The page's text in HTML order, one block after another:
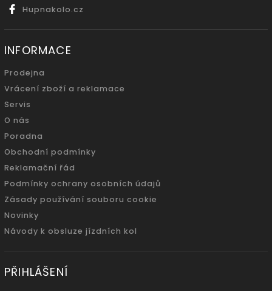
Hupnakolo.cz
INFORMACE
Prodejna
Vrácení zboží a reklamace
Servis
O nás
Poradna
Obchodní podmínky
Reklamační řád
Podmínky ochrany osobních údajů
Zásady používání souboru cookie
Novinky
Návody k obsluze jízdních kol
PŘIHLÁŠENÍ